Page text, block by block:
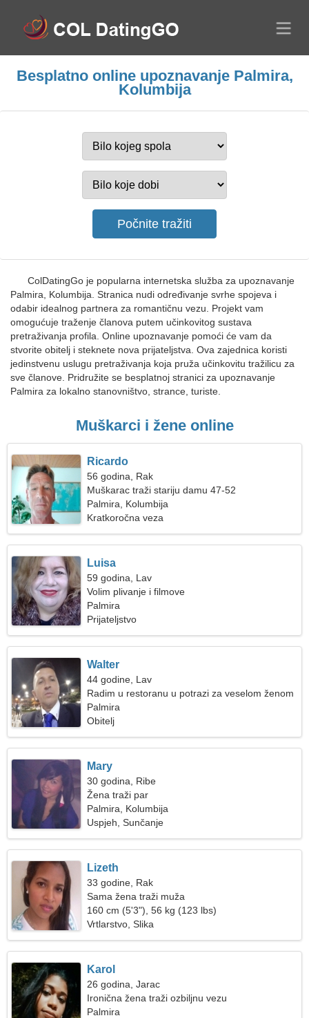
Besplatno online upoznavanje Palmira,
Kolumbija
ColDatingGo je popularna internetska služba za upoznavanje
Palmira, Kolumbija. Stranica nudi određivanje svrhe spojeva i
odabir idealnog partnera za romantičnu vezu. Projekt vam
omogućuje traženje članova putem učinkovitog sustava
pretraživanja profila. Online upoznavanje pomoći će vam da
stvorite obitelj i steknete nova prijateljstva. Ova zajednica koristi
jedinstvenu uslugu pretraživanja koja pruža učinkovitu tražilicu za
sve članove. Pridružite se besplatnoj stranici za upoznavanje
Palmira za lokalno stanovništvo, strance, turiste.
Muškarci i žene online
Ricardo
56 godina, Rak
Muškarac traži stariju damu 47-52
Palmira, Kolumbija
Kratkoročna veza
Luisa
59 godina, Lav
Volim plivanje i filmove
Palmira
Prijateljstvo
Walter
44 godine, Lav
Radim u restoranu u potrazi za veselom ženom
Palmira
Obitelj
Mary
30 godina, Ribe
Žena traži par
Palmira, Kolumbija
Uspjeh, Sunčanje
Lizeth
33 godine, Rak
Sama žena traži muža
160 cm (5'3"), 56 kg (123 lbs)
Vrtlarstvo, Slika
Karol
26 godina, Jarac
Ironična žena traži ozbiljnu vezu
Palmira